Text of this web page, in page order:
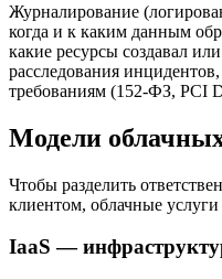
Журналирование
когда и к каким данным
какие ресурсы создавал
расследования
требованиям (152-ФЗ, PCI
Модели
Чтобы разделить
клиентом, облачные
IaaS —